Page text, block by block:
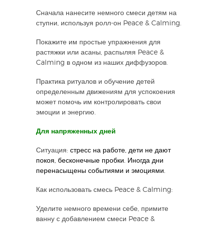
Сначала нанесите немного смеси детям на
ступни, используя ролл-он Peace & Calming.
Покажите им простые упражнения для
растяжки или асаны, распыляя Peace &
Calming в одном из наших диффузоров.
Практика ритуалов и обучение детей
определенным движениям для успокоения
может помочь им контролировать свои
эмоции и энергию.
Для напряженных дней
Ситуация: стресс на работе, дети не дают
покоя, бесконечные пробки. Иногда дни
перенасыщены событиями и эмоциями.
Как использовать смесь Peace & Calming:
Уделите немного времени себе, примите
ванну с добавлением смеси Peace &